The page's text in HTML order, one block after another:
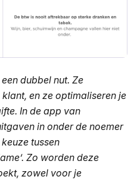
dubbel nut. Ze
en ze optimaliseren je
In de app van
in onder de noemer
keuze tussen
Zo worden deze
zowel voor je